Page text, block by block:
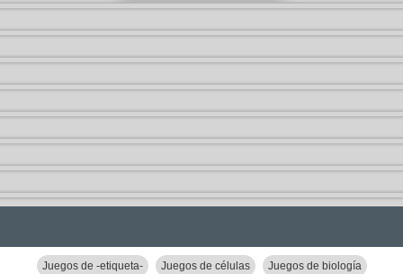
Juegos de -etiqueta- Juegos de células Juegos de biología